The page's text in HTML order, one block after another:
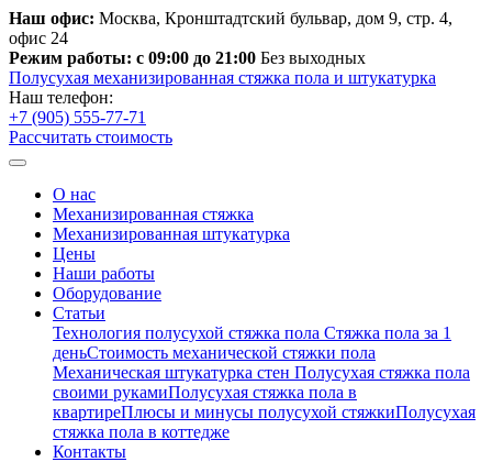
Наш офис: Москва, Кронштадтский бульвар, дом 9, стр. 4,
офис 24
Режим работы: с 09:00 до 21:00 Без выходных
Полусухая механизированная стяжка пола и штукатурка
Наш телефон:
+7 (905) 555-77-71
Рассчитать стоимость
О нас
Механизированная стяжка
Механизированная штукатурка
Цены
Наши работы
Оборудование
Статьи
Технология полусухой стяжка пола Стяжка пола за 1
деньСтоимость механической стяжки пола
Механическая штукатурка стен Полусухая стяжка пола
своими рукамиПолусухая стяжка пола в
квартиреПлюсы и минусы полусухой стяжкиПолусухая
стяжка пола в коттедже
Контакты